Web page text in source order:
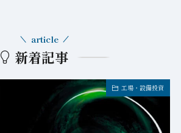
新着記事
article
工場・設備投資